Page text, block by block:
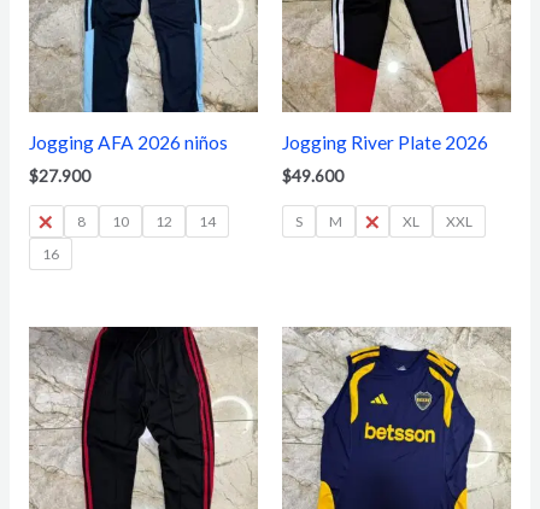
Jogging AFA 2026 niños
$27.900
6 8 10 12
14
16
Jogging River Plate 2026
$49.600
S M L XL XXL